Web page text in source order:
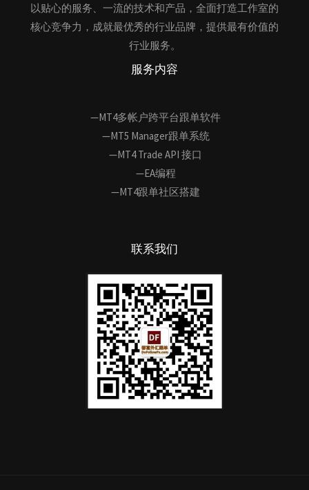
以贴心的服务、一流的技术和产品，全面打造工作室的
核心竞争力，成就最优秀的行业品牌，提供最有价值的
行业服务。
服务内容
—MT4多帐户跨平台跟单软件
—MT5 Manager跟单系统
—MT4 Trade API 接口
—EA编程
—MT4跟单社区搭建
联系我们